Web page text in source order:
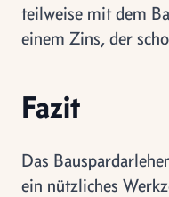
teilweise mit dem
einem Zins, der
Fazit
Das
ein nützliches